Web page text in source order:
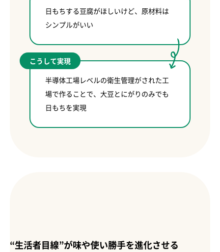
日もちする豆腐がほしいけど、原材料は
シンプルがいい
こうして実現
半導体工場レベルの衛生管理がされた工
場で作ることで、大豆とにがりのみでも
日もちを実現
“生活者目線”が味や使い勝手を進化させる